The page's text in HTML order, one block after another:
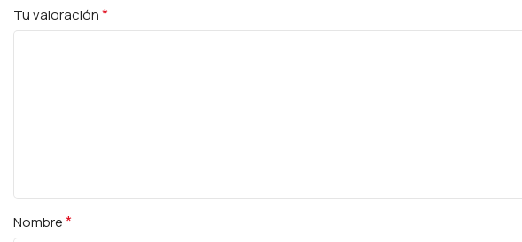
Tu valoración*
Nombre*